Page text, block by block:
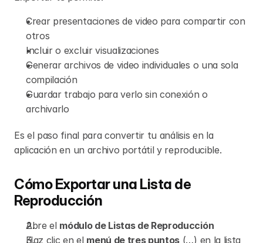
Crear presentaciones de video para compartir con
otros
Incluir o excluir visualizaciones
Generar archivos de video individuales o una sola
compilación
Guardar trabajo para verlo sin conexión o
archivarlo
Es el paso final para convertir tu análisis en la
aplicación en un archivo portátil y reproducible.
Cómo Exportar una Lista de
Reproducción
Abre el módulo de Listas de Reproducción
Haz clic en el menú de tres puntos (…) en la lista